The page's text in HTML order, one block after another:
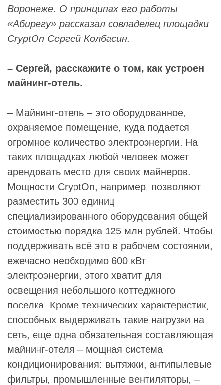
Воронеже. О принципах его работы
«Абирегу» рассказал совладелец площадки
CryptOn Сергей Колбасин.
– Сергей, расскажите о том, как устроен
майнинг-отель.
– Майнинг-отель – это оборудованное,
охраняемое помещение, куда подается
огромное количество электроэнергии. На
таких площадках любой человек может
арендовать место для своих майнеров.
Мощности CryptOn, например, позволяют
разместить 300 единиц
специализированного оборудования общей
стоимостью порядка 125 млн рублей. Чтобы
поддерживать всё это в рабочем состоянии,
ежечасно необходимо 600 кВт
электроэнергии, этого хватит для
освещения небольшого коттеджного
поселка. Кроме технических характеристик,
способных выдерживать такие нагрузки на
сеть, еще одна обязательная составляющая
майнинг-отеля – мощная система
кондиционирования: вытяжки, антипылевые
фильтры, промышленные вентиляторы, –